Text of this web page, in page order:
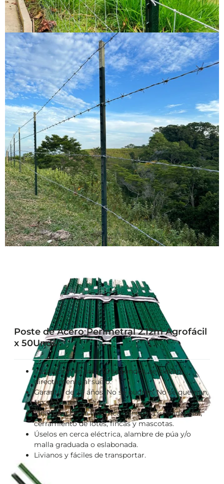
Poste de Acero Perimetral 2.12m Agrofácil
x 50Unds
Instalación en solo 30 segundos, se clavan
directamente al suelo.
Garantía de 20 años. No se pudren, No se queman,
No se parten.
Ideal para cerca electrica ganadera y residencial,
cerramiento de lotes, fincas y mascotas.
Úselos en cerca eléctrica, alambre de púa y/o
malla graduada o eslabonada.
Livianos y fáciles de transportar.